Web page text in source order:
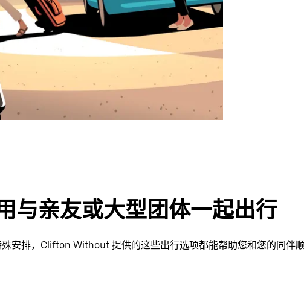
与亲友或大型团体一起出行
安排，Clifton Without 提供的这些出行选项都能帮助您和您的同伴